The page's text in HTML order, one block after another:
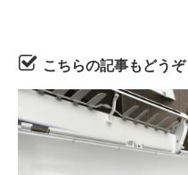
こちらの記事もどうぞ